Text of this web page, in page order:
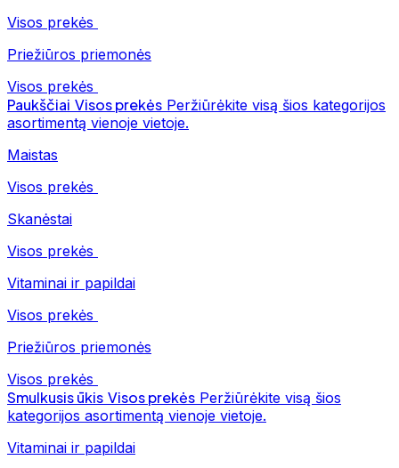
Visos prekės
Priežiūros priemonės
Visos prekės
Paukščiai Visos prekės Peržiūrėkite visą šios kategorijos
asortimentą vienoje vietoje.
Maistas
Visos prekės
Skanėstai
Visos prekės
Vitaminai ir papildai
Visos prekės
Priežiūros priemonės
Visos prekės
Smulkusis ūkis Visos prekės Peržiūrėkite visą šios
kategorijos asortimentą vienoje vietoje.
Vitaminai ir papildai